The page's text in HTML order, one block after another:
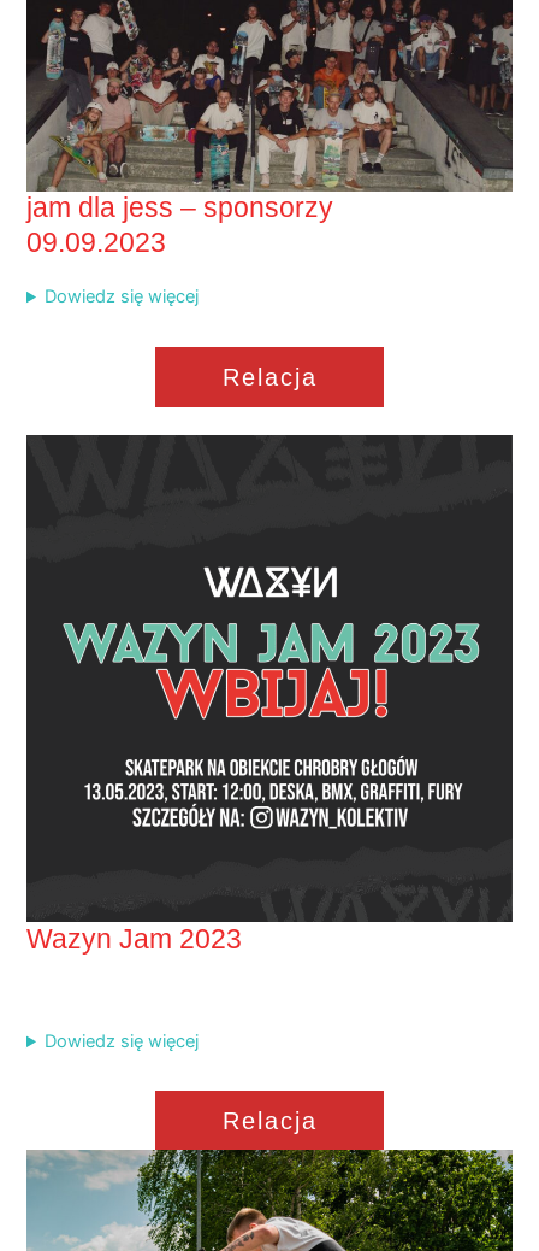
jam dla jess – sponsorzy
09.09.2023
Dowiedz się więcej
Relacja
Wazyn Jam 2023
Dowiedz się więcej
Relacja